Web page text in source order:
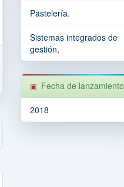
Pastelería.
Sistemas integrados de
gestión,
Fecha de lanzamiento
2018